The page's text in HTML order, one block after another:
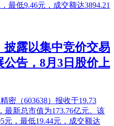
最低9.46元，成交额达3894.21
披露以集中竞价交易
告，8月3日股价上
密（603638）报收于19.73
最新总市值为173.76亿元。该
元，最低19.44元，成交额达